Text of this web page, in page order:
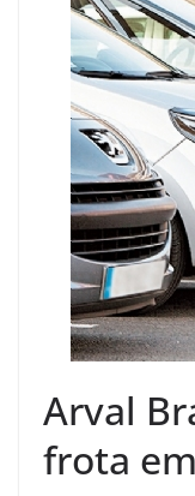
Arval
frota